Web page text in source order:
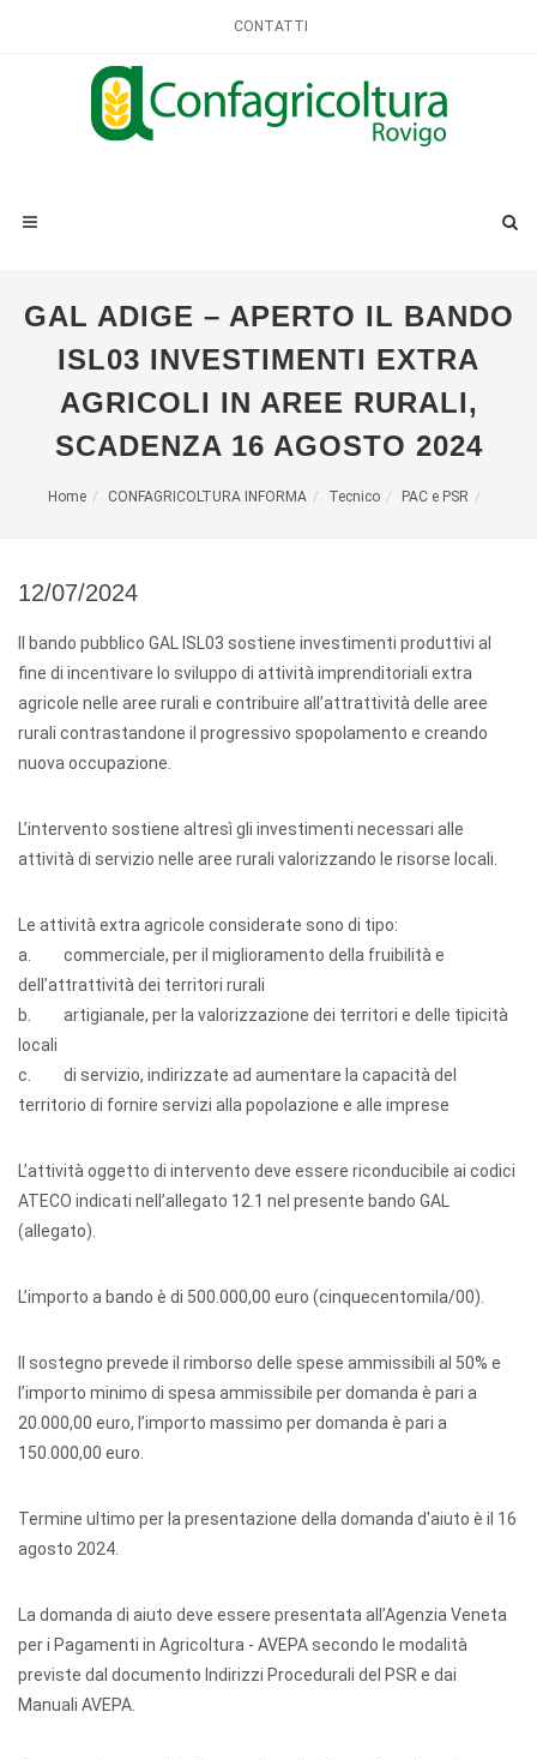
CONTATTI
GAL ADIGE – APERTO IL BANDO
ISL03 INVESTIMENTI EXTRA
AGRICOLI IN AREE RURALI,
SCADENZA 16 AGOSTO 2024
Home CONFAGRICOLTURA INFORMA Tecnico PAC e PSR
12/07/2024
Il bando pubblico GAL ISL03 sostiene investimenti produttivi al
fine di incentivare lo sviluppo di attività imprenditoriali extra
agricole nelle aree rurali e contribuire all’attrattività delle aree
rurali contrastandone il progressivo spopolamento e creando
nuova occupazione.
L’intervento sostiene altresì gli investimenti necessari alle
attività di servizio nelle aree rurali valorizzando le risorse locali.
Le attività extra agricole considerate sono di tipo:
a. commerciale, per il miglioramento della fruibilità e
dell’attrattività dei territori rurali
b. artigianale, per la valorizzazione dei territori e delle tipicità
locali
c. di servizio, indirizzate ad aumentare la capacità del
territorio di fornire servizi alla popolazione e alle imprese
L’attività oggetto di intervento deve essere riconducibile ai codici
ATECO indicati nell’allegato 12.1 nel presente bando GAL
(allegato).
L’importo a bando è di 500.000,00 euro (cinquecentomila/00).
Il sostegno prevede il rimborso delle spese ammissibili al 50% e
l’importo minimo di spesa ammissibile per domanda è pari a
20.000,00 euro, l’importo massimo per domanda è pari a
150.000,00 euro.
Termine ultimo per la presentazione della domanda d'aiuto è il 16
agosto 2024.
La domanda di aiuto deve essere presentata all’Agenzia Veneta
per i Pagamenti in Agricoltura - AVEPA secondo le modalità
previste dal documento Indirizzi Procedurali del PSR e dai
Manuali AVEPA.